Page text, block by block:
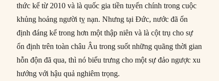
thức kể từ 2010 và là quốc gia tiền tuyến chính trong cuộc
khủng hoảng người tỵ nạn. Nhưng tại Đức, nước đã ổn
định đáng kể trong hơn một thập niên và là cột trụ cho sự
ổn định trên toàn châu Âu trong suốt những quãng thời gian
hỗn độn đã qua, thì nó biểu trưng cho một sự đảo ngược xu
hướng với hậu quả nghiêm trọng.